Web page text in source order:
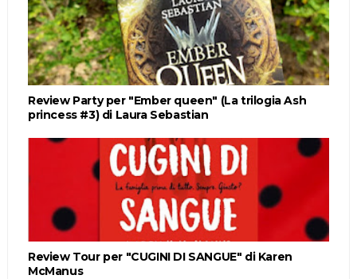
Review Party per "Ember queen" (La trilogia Ash
princess #3) di Laura Sebastian
Review Tour per "CUGINI DI SANGUE" di Karen
McManus